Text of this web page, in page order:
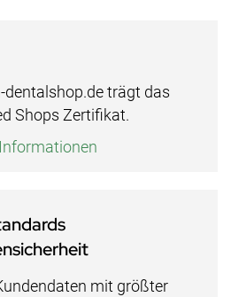
dentalshop.de trägt das
Shops Zertifikat.
mit größter